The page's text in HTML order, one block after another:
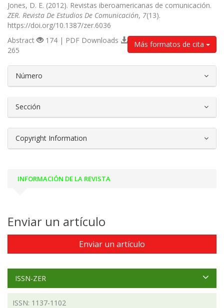
Jones, D. E. (2012). Revistas iberoamericanas de comunicación.
ZER. Revista De Estudios De Comunicación, 7(13).
https://doi.org/10.1387/zer.6036
Más formatos de cita
Abstract
174 | PDF Downloads
265
Número
Sección
Copyright Information
INFORMACIÓN DE LA REVISTA
Enviar un artículo
Enviar un artículo
ISSN-ZER
ISSN: 1137-1102